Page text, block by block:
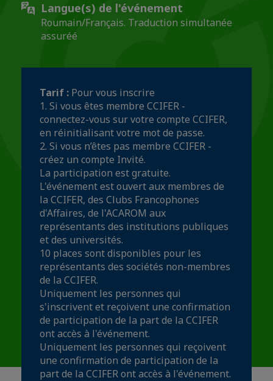
Langue(s) de l'événement
Roumain/Français. Traduction simultanée
assuréé
Tarif : Pour vous inscrire
1. Si vous êtes membre CCIFER -
connectez-vous sur votre compte CCIFER,
en réinitialisant votre mot de passe.
2. Si vous n’êtes pas membre CCIFER -
créez un compte Invité.
La participation est gratuite.
L'événement est ouvert aux membres de
la CCIFER, des Clubs Francophones
d'Affaires, de l'ACAROM aux
représentants des institutions publiques
et des universités.
10 places sont disponibles pour les
représentants des sociétés non-membres
de la CCIFER.
Uniquement les personnes qui
s'inscrivent et reçoivent une confirmation
de participation de la part de la CCIFER
ont accès à l'événement.
Uniquement les personnes qui reçoivent
une confirmation de participation de la
part de la CCIFER ont accès à l'événement.